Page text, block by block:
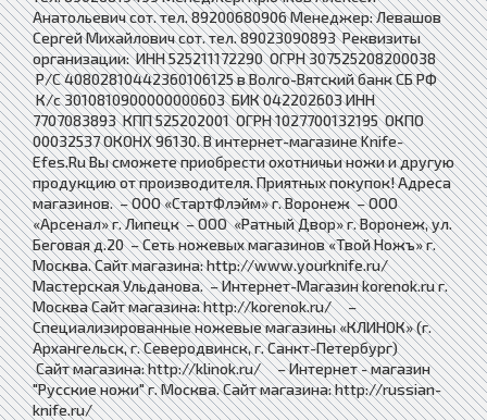
Анатольевич сот. тел. 89200680906 Менеджер: Левашов
Сергей Михайлович сот. тел. 89023090893 Реквизиты
организации: ИНН 525211172290 ОГРН 307525208200038
Р/С 40802810442360106125 в Волго-Вятский банк СБ РФ
К/с 3010810900000000603 БИК 042202603 ИНН
7707083893 КПП 525202001 ОГРН 1027700132195 ОКПО
00032537 ОКОНХ 96130. В интернет-магазине Knife-
Efes.Ru Вы сможете приобрести охотничьи ножи и другую
продукцию от производителя. Приятных покупок! Адреса
магазинов. – ООО «СтартФлэйм» г. Воронеж – ООО
«Арсенал» г. Липецк – ООО «Ратный Двор» г. Воронеж, ул.
Беговая д.20 – Сеть ножевых магазинов «Твой Ножъ» г.
Москва. Сайт магазина: http://www.yourknife.ru/
Мастерская Ульданова. – Интернет-Магазин korenok.ru г.
Москва Сайт магазина: http://korenok.ru/ –
Специализированные ножевые магазины «КЛИНОК» (г.
Архангельск, г. Северодвинск, г. Санкт-Петербург)
Сайт магазина: http://klinok.ru/ – Интернет - магазин
"Русские ножи" г. Москва. Сайт магазина: http://russian-
knife.ru/